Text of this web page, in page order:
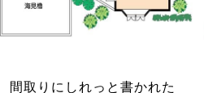
間取りにしれっと書かれた